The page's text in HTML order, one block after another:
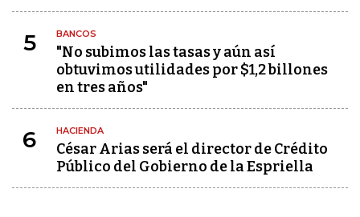
5 BANCOS
"No subimos las tasas y aún así
obtuvimos utilidades por $1,2 billones
en tres años"
6 HACIENDA
César Arias será el director de Crédito
Público del Gobierno de la Espriella